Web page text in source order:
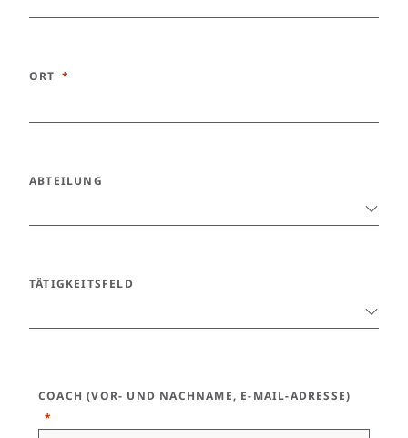
ORT
ABTEILUNG
TÄTIGKEITSFELD
COACH (VOR- UND NACHNAME, E-MAIL-ADRESSE)